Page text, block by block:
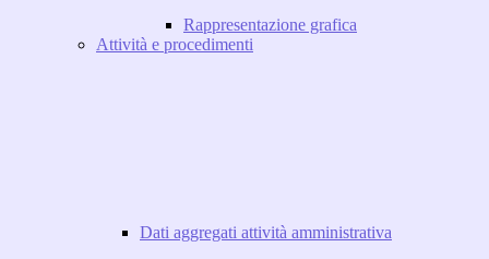
Rappresentazione grafica
Attività e procedimenti
Dati aggregati attività amministrativa